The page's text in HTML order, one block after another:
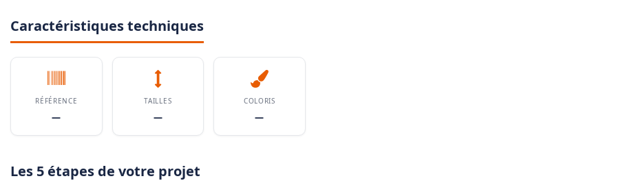
Caractéristiques techniques
RÉFÉRENCE
—
TAILLES
—
COLORIS
—
Les 5 étapes de votre projet